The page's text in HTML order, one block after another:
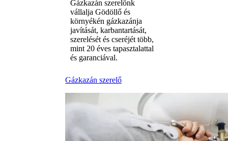
Gázkazán szerelőnk
vállalja Gödöllő és
környékén gázkazánja
javítását, karbantartását,
szerelését és cseréjét több,
mint 20 éves tapasztalattal
és garanciával.
Gázkazán szerelő